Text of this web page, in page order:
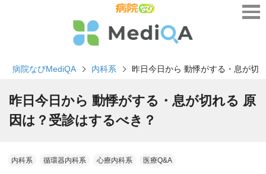
病院なびMediQA 内科系 昨日今日から 動悸がする・息が切
昨日今日から 動悸がする・息が切れる 原
因は？受診はするべき？
内科系 循環器内科系 心療内科系 医療Q&A